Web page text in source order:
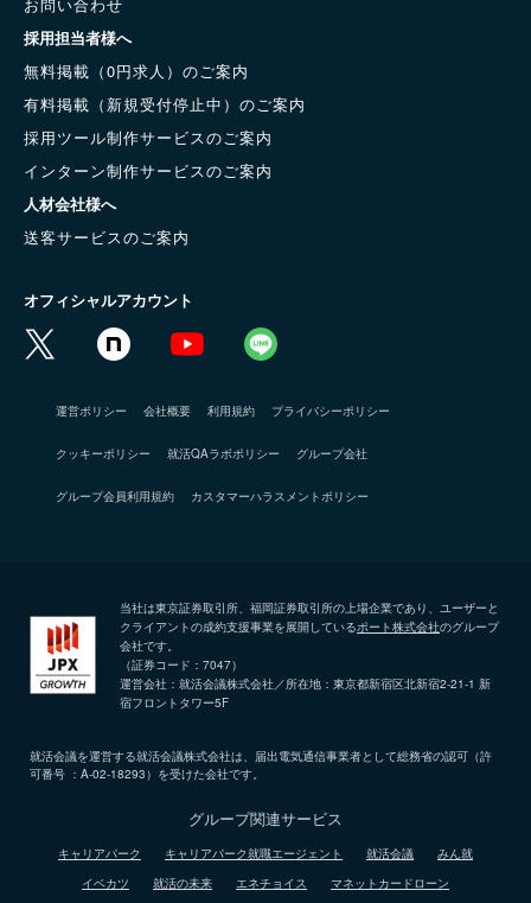
採用担当者様へ
無料掲載（0円求人）のご案内
有料掲載（新規受付停止中）のご案内
採用ツール制作サービスのご案内
インターン制作サービスのご案内
人材会社様へ
送客サービスのご案内
オフィシャルアカウント
運営ポリシー 会社概要 利用規約 プライバシーポリシー
クッキーポリシー 就活QAラボポリシー グループ会社
グループ会員利用規約 カスタマーハラスメントポリシー
当社は東京証券取引所、福岡証券取引所の上場企業であり、ユーザーと
クライアントの成約支援事業を展開しているポート株式会社のグループ
会社です。
（証券コード：7047）
運営会社：就活会議株式会社／所在地：東京都新宿区北新宿2-21-1 新
宿フロントタワー5F
就活会議を運営する就活会議株式会社は、届出電気通信事業者として総務省の認可（許
可番号 ：A-02-18293）を受けた会社です。